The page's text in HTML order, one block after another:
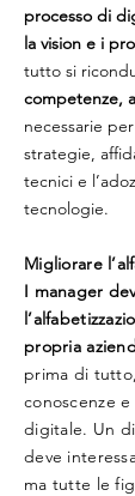
processo di
la vision e i
tutto si
competenze,
necessarie
strategie,
tecnici e
tecnologie.
Migliorare
I manager
propria
prima di
conoscenze
digitale. Un
deve
ma tutte le